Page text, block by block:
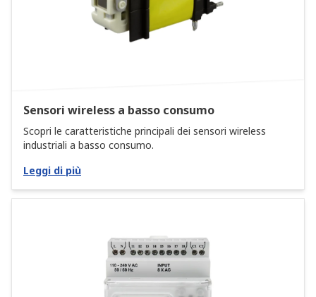
Sensori wireless a basso consumo
Scopri le caratteristiche principali dei sensori wireless
industriali a basso consumo.
Leggi di più